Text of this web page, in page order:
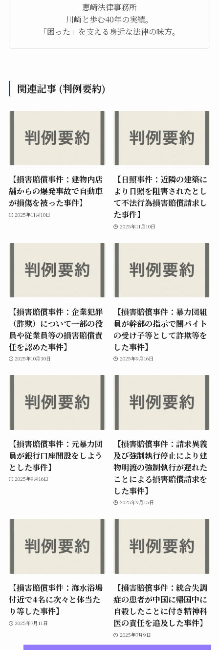
恵崎法律事務所
川崎と歩む40年の実績。
「困った」を支える身近な法律の味方。
関連記事 (判例要約)
【損害賠償事件：建物内店
舗からの爆発事故で自動車
が損傷を被った事件】
2025年11月10日
【日照事件：近隣の建築に
より日照を阻害されたとし
て不法行為損害賠償請求し
た事件】
2025年11月10日
【損害賠償事件：企業犯罪
（詐欺）について一部の役
員や従業員等の損害賠償責
任を認めた事件】
2025年10月30日
【損害賠償事件：暴力団組
員が幹部の指示で闇バイト
の受け子等として詐欺等を
した事件】
2025年9月16日
【損害賠償事件：元暴力団
員が銀行口座開設をしよう
とした事件】
2025年9月16日
【損害賠償事件：請求異義
及び強制執行停止により建
物明渡の強制執行が遅れた
ことによる損害賠償請求を
した事件】
2025年9月15日
【損害賠償事件：海水浴場
付近で4名に次々と体当た
り等した事件】
2025年7月11日
【損害賠償事件：統合失調
症の患者が中国に帰国中に
自殺したことに付き精神科
医の責任を追及した事件】
2025年7月9日